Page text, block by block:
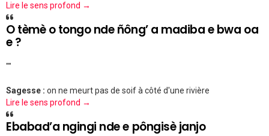
Lire le sens profond →
O tèmè o tongo nde ñông’ a madiba e bwa oa
e ?
""
Sagesse : on ne meurt pas de soif à côté d'une rivière
Lire le sens profond →
Ebabad’a ngingi nde e pôngisè janjo